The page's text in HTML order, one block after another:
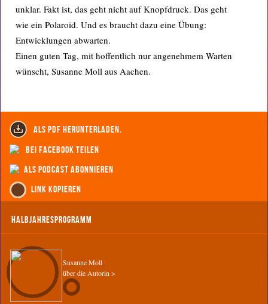
unklar. Fakt ist, das geht nicht auf Knopfdruck. Das geht
wie ein Polaroid. Und es braucht dazu eine Übung:
Entwicklungen abwarten.
Einen guten Tag, mit hoffentlich nur angenehmem Warten
wünscht, Susanne Moll aus Aachen.
als PDF herunterladen.
bei Facebook teilen
als Podcast abonnieren
Link kopieren
Halbjahresprogramm
Susanne Moll
über die Autorin >